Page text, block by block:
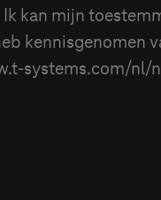
kan mijn
kennisgenomen
t-systems.com/nl/